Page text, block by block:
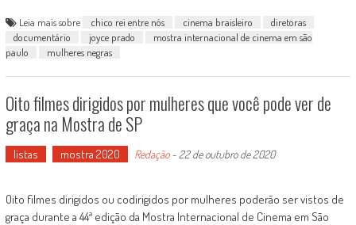
Leia mais sobre chico rei entre nós cinema braisleiro
diretoras
documentário
joyce prado
mostra internacional de cinema em são
paulo
mulheres negras
Oito filmes dirigidos por mulheres que você pode ver de
graça na Mostra de SP
listas mostra 2020 Redação- 22 de outubro de 2020
Oito filmes dirigidos ou codirigidos por mulheres poderão ser vistos de
graça durante a 44ª edição da Mostra Internacional de Cinema em São